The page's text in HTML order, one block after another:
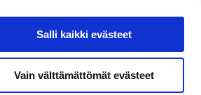
Salli kaikki evästeet
Vain välttämättömät evästeet
Hae sivustolta